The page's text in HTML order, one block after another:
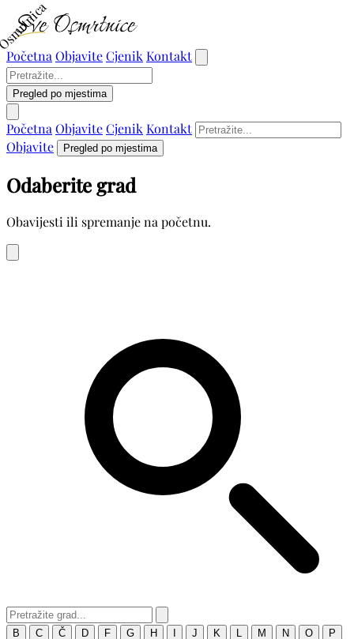
Početna ObjaviteCjenik Kontakt
Pregled po mjestima
Početna ObjaviteCjenik Kontakt
Objavite
Pregled po mjestima
Odaberite grad
Obavijesti ili spremanje na početnu.
B C Č D F G H J K M N O
P